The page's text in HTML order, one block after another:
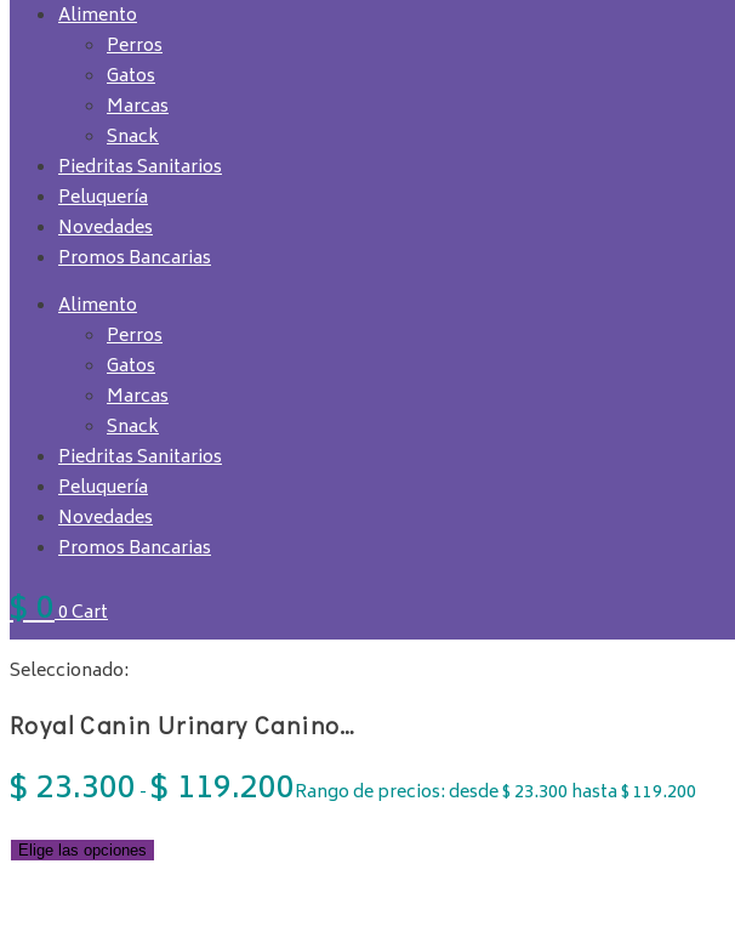
Alimento
Perros
Gatos
Marcas
Snack
Piedritas Sanitarios
Peluquería
Novedades
Promos Bancarias
Alimento
Perros
Gatos
Marcas
Snack
Piedritas Sanitarios
Peluquería
Novedades
Promos Bancarias
$00Cart
Seleccionado:
Royal Canin Urinary Canino…
$23.300 - $ 119.200Rango de precios: desde $ 23.300 hasta $ 119.200
Elige las opciones